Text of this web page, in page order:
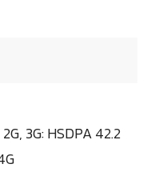
3G: HSDPA 42.2